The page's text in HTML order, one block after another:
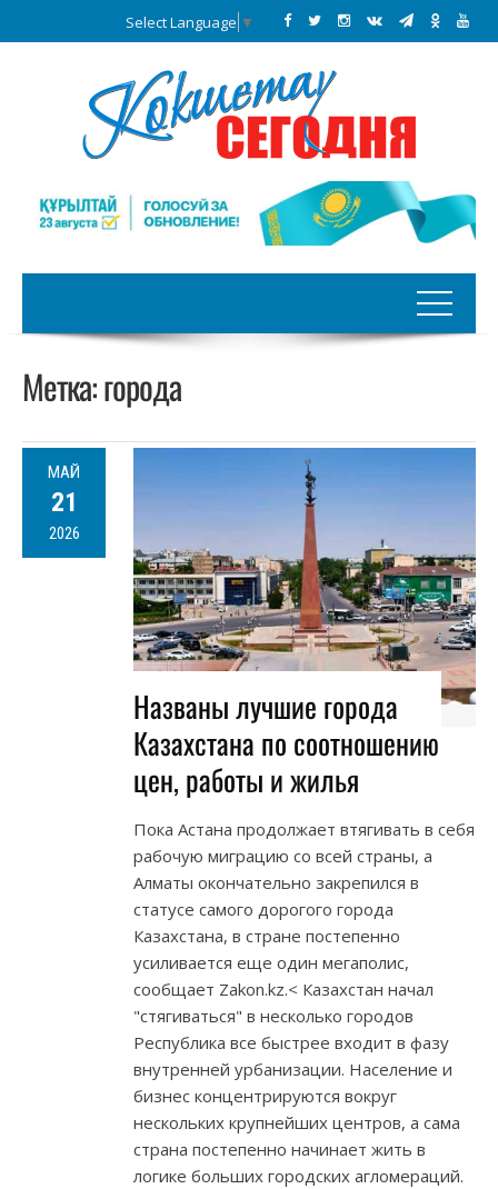
Select Language ▼
Метка:города
МАЙ
21
2026
Названы лучшие города
Казахстана по соотношению
цен, работы и жилья
Пока Астана продолжает втягивать в себя
рабочую миграцию со всей страны, а
Алматы окончательно закрепился в
статусе самого дорогого города
Казахстана, в стране постепенно
усиливается еще один мегаполис,
сообщает Zakon.kz.< Казахстан начал
"стягиваться" в несколько городов
Республика все быстрее входит в фазу
внутренней урбанизации. Население и
бизнес концентрируются вокруг
нескольких крупнейших центров, а сама
страна постепенно начинает жить в
логике больших городских агломераций.